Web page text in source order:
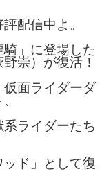
配信中よ。
」に登場した
崇）が復活！
仮面ライダーダ
ライダーたち
ド」として復